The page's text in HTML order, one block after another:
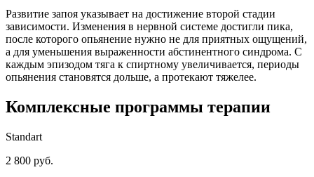
Развитие запоя указывает на достижение второй стадии
зависимости. Изменения в нервной системе достигли пика,
после которого опьянение нужно не для приятных ощущений,
а для уменьшения выраженности абстинентного синдрома. С
каждым эпизодом тяга к спиртному увеличивается, периоды
опьянения становятся дольше, а протекают тяжелее.
Комплексные программы терапии
Standart
2 800 руб.